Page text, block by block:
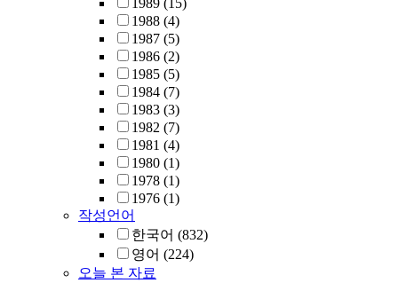
1989 (15)
1988 (4)
1987 (5)
1986 (2)
1985 (5)
1984 (7)
1983 (3)
1982 (7)
1981 (4)
1980 (1)
1978 (1)
1976 (1)
작성언어
한국어 (832)
영어 (224)
오늘 본 자료